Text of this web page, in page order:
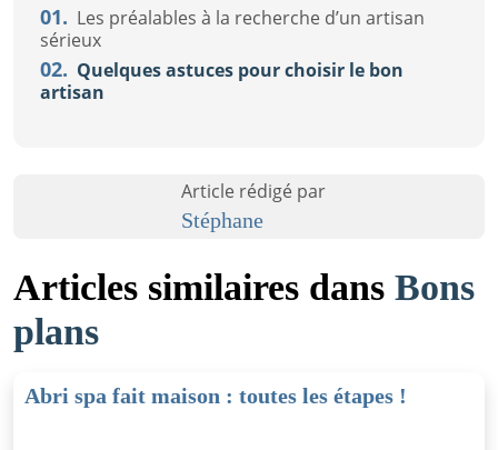
01. Les préalables à la recherche d’un artisan
sérieux
02. Quelques astuces pour choisir le bon
artisan
Article rédigé par
Stéphane
Articles similaires dans Bons
plans
Abri spa fait maison : toutes les étapes !